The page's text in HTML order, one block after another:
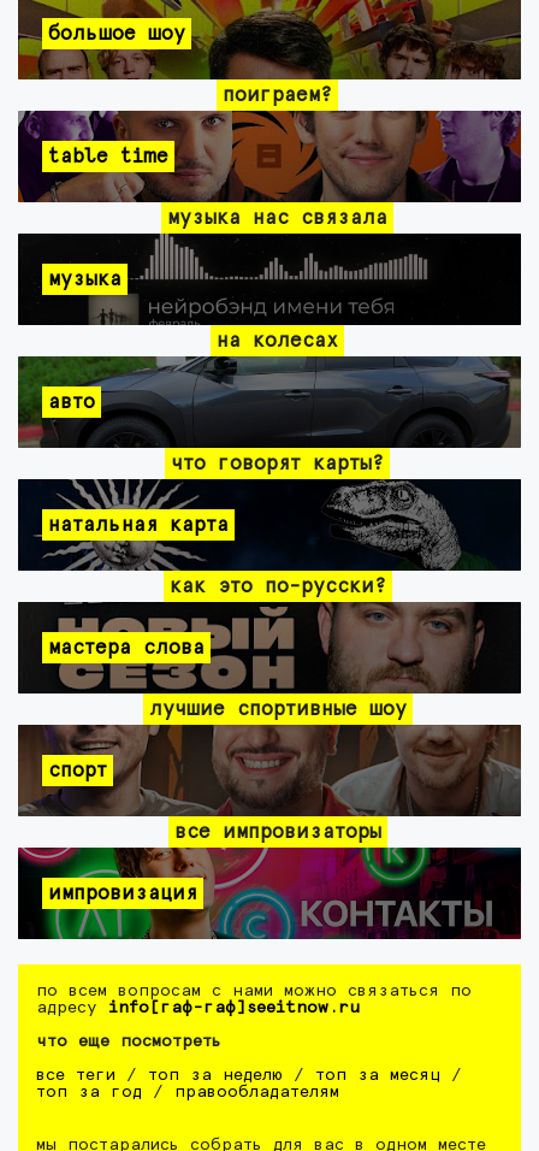
большое шоу
поиграем?
table time
музыка нас связала
музыка
на колесах
авто
что говорят карты?
натальная карта
как это по-русски?
мастера слова
лучшие спортивные шоу
спорт
все импровизаторы
импровизация
по всем вопросам с нами можно связаться по
адресу info[гаф-гаф]seeitnow.ru
что еще посмотреть
все теги / топ за неделю / топ за месяц /
топ за год / правообладателям
мы постарались собрать для вас в одном месте